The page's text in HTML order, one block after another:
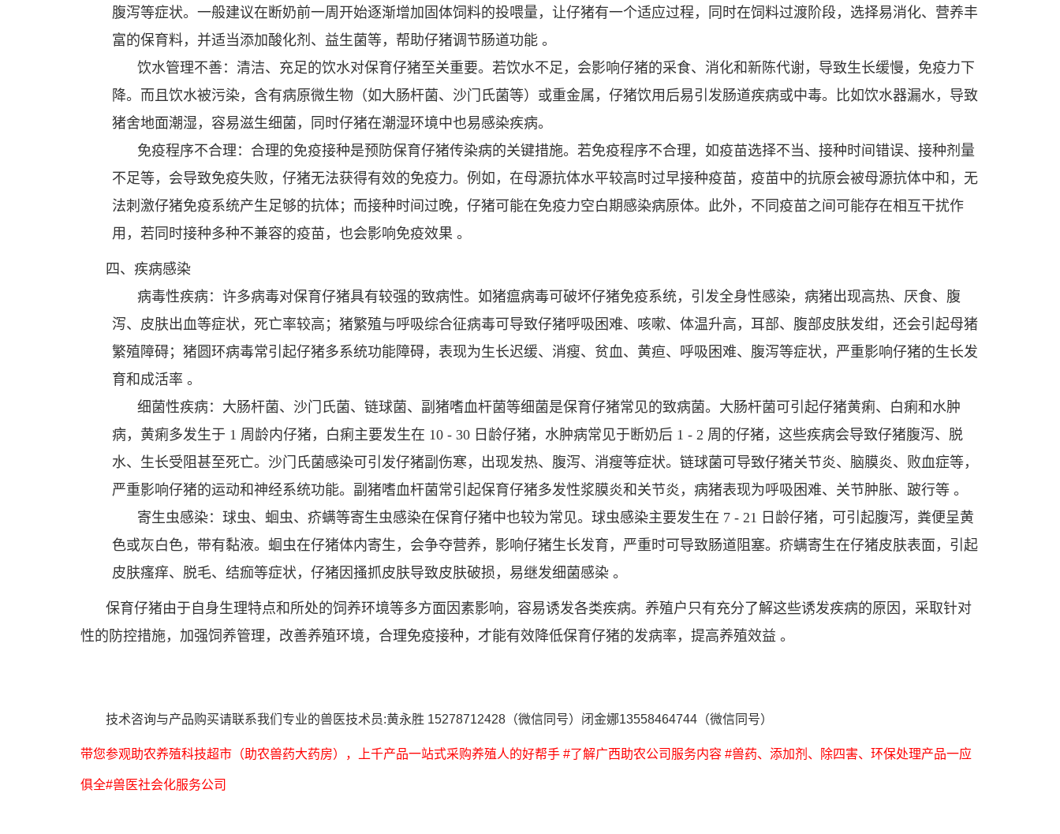
腹泻等症状。一般建议在断奶前一周开始逐渐增加固体饲料的投喂量，让仔猪有一个适应过程，同时在饲料过渡阶段，选择易消化、营养丰
富的保育料，并适当添加酸化剂、益生菌等，帮助仔猪调节肠道功能 。
饮水管理不善：清洁、充足的饮水对保育仔猪至关重要。若饮水不足，会影响仔猪的采食、消化和新陈代谢，导致生长缓慢，免疫力下
降。而且饮水被污染，含有病原微生物（如大肠杆菌、沙门氏菌等）或重金属，仔猪饮用后易引发肠道疾病或中毒。比如饮水器漏水，导致
猪舍地面潮湿，容易滋生细菌，同时仔猪在潮湿环境中也易感染疾病。
免疫程序不合理：合理的免疫接种是预防保育仔猪传染病的关键措施。若免疫程序不合理，如疫苗选择不当、接种时间错误、接种剂量
不足等，会导致免疫失败，仔猪无法获得有效的免疫力。例如，在母源抗体水平较高时过早接种疫苗，疫苗中的抗原会被母源抗体中和，无
法刺激仔猪免疫系统产生足够的抗体；而接种时间过晚，仔猪可能在免疫力空白期感染病原体。此外，不同疫苗之间可能存在相互干扰作
用，若同时接种多种不兼容的疫苗，也会影响免疫效果 。
四、疾病感染
病毒性疾病：许多病毒对保育仔猪具有较强的致病性。如猪瘟病毒可破坏仔猪免疫系统，引发全身性感染，病猪出现高热、厌食、腹
泻、皮肤出血等症状，死亡率较高；猪繁殖与呼吸综合征病毒可导致仔猪呼吸困难、咳嗽、体温升高，耳部、腹部皮肤发绀，还会引起母猪
繁殖障碍；猪圆环病毒常引起仔猪多系统功能障碍，表现为生长迟缓、消瘦、贫血、黄疸、呼吸困难、腹泻等症状，严重影响仔猪的生长发
育和成活率 。
细菌性疾病：大肠杆菌、沙门氏菌、链球菌、副猪嗜血杆菌等细菌是保育仔猪常见的致病菌。大肠杆菌可引起仔猪黄痢、白痢和水肿
病，黄痢多发生于 1 周龄内仔猪，白痢主要发生在 10 - 30 日龄仔猪，水肿病常见于断奶后 1 - 2 周的仔猪，这些疾病会导致仔猪腹泻、脱
水、生长受阻甚至死亡。沙门氏菌感染可引发仔猪副伤寒，出现发热、腹泻、消瘦等症状。链球菌可导致仔猪关节炎、脑膜炎、败血症等，
严重影响仔猪的运动和神经系统功能。副猪嗜血杆菌常引起保育仔猪多发性浆膜炎和关节炎，病猪表现为呼吸困难、关节肿胀、跛行等 。
寄生虫感染：球虫、蛔虫、疥螨等寄生虫感染在保育仔猪中也较为常见。球虫感染主要发生在 7 - 21 日龄仔猪，可引起腹泻，粪便呈黄
色或灰白色，带有黏液。蛔虫在仔猪体内寄生，会争夺营养，影响仔猪生长发育，严重时可导致肠道阻塞。疥螨寄生在仔猪皮肤表面，引起
皮肤瘙痒、脱毛、结痂等症状，仔猪因搔抓皮肤导致皮肤破损，易继发细菌感染 。
保育仔猪由于自身生理特点和所处的饲养环境等多方面因素影响，容易诱发各类疾病。养殖户只有充分了解这些诱发疾病的原因，采取针对
性的防控措施，加强饲养管理，改善养殖环境，合理免疫接种，才能有效降低保育仔猪的发病率，提高养殖效益 。
技术咨询与产品购买请联系我们专业的兽医技术员:黄永胜 15278712428（微信同号）闭金娜13558464744（微信同号）
带您参观助农养殖科技超市（助农兽药大药房），上千产品一站式采购养殖人的好帮手 #了解广西助农公司服务内容 #兽药、添加剂、除四害、环保处理产品一应
俱全#兽医社会化服务公司